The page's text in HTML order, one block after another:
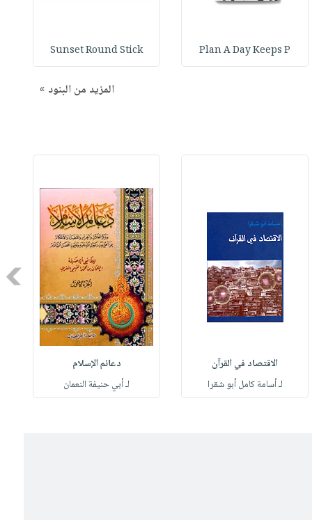
Plan A Day Keeps P
Sunset Round Stick
المزيد من البنود »
الاقتصاد في القرآن
لـ أسامة كامل أبو شقرا
دعائم الإسلام
لـ أبي حنيفة النعمان